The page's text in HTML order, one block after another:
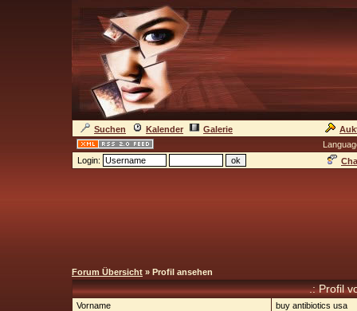
Suchen Kalender Galerie
Login:
Forum Übersicht » Profil ansehen
.: Profil
Vorname
buy antibiotics usa